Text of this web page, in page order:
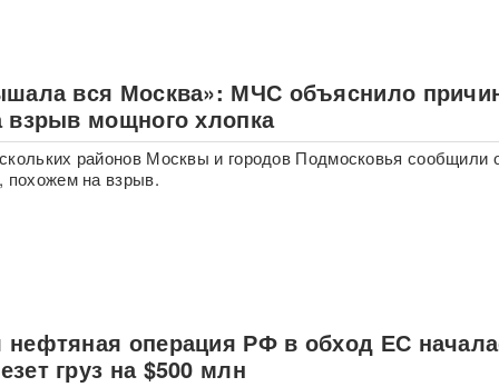
вся Москва»: МЧС объяснило
взрыв мощного хлопка
районов Москвы и городов Подмосковья сообщили
похожем на взрыв.
нефтяная операция РФ в обход ЕС
груз на $500 млн